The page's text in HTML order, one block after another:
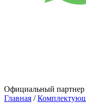
Официальный партнер
Главная /